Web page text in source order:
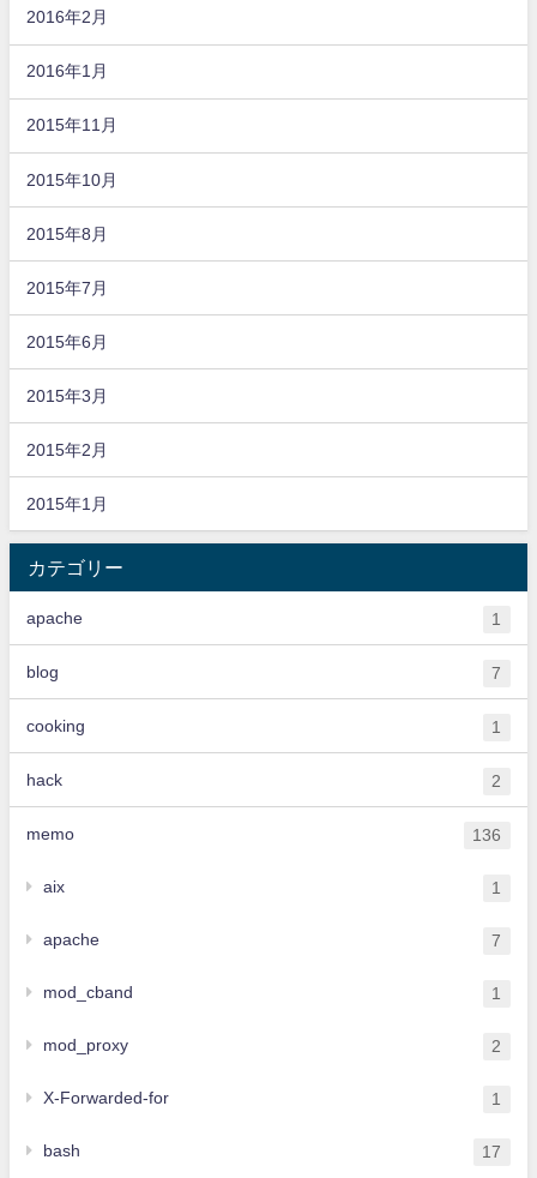
2016年2月
2016年1月
2015年11月
2015年10月
2015年8月
2015年7月
2015年6月
2015年3月
2015年2月
2015年1月
カテゴリー
apache 1
blog 7
cooking 1
hack 2
memo 136
aix 1
apache 7
mod_cband 1
mod_proxy 2
X-Forwarded-for 1
bash 17